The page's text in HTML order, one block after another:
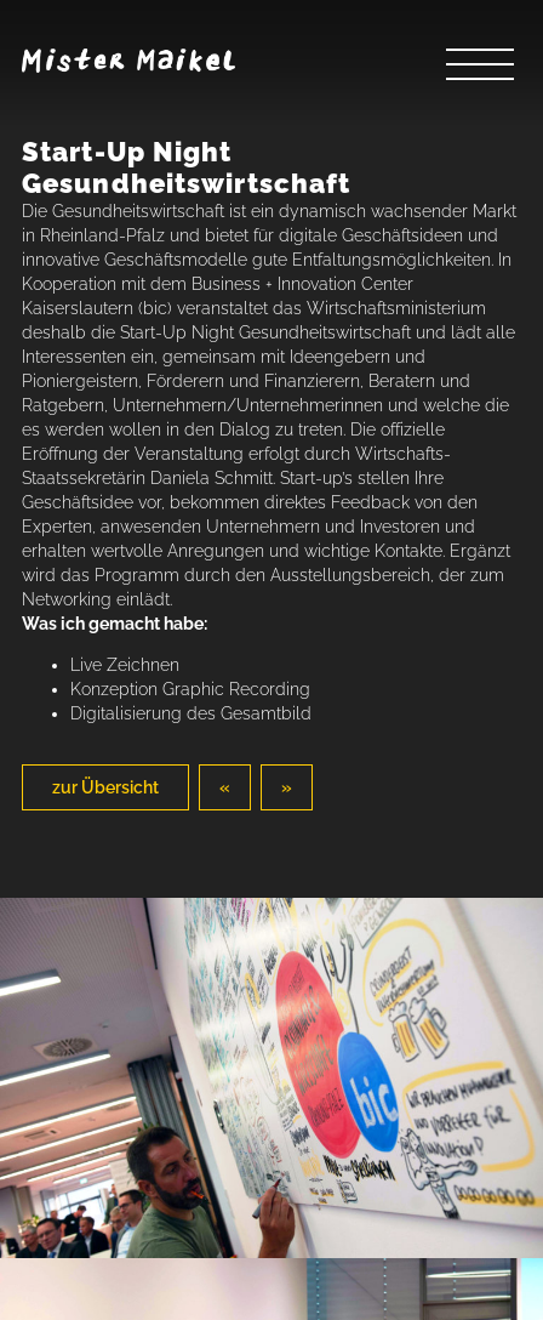
Start-Up Night
Gesundheitswirtschaft
Die Gesundheitswirtschaft ist ein dynamisch wachsender Markt
in Rheinland-Pfalz und bietet für digitale Geschäftsideen und
innovative Geschäftsmodelle gute Entfaltungsmöglichkeiten. In
Kooperation mit dem Business + Innovation Center
Kaiserslautern (bic) veranstaltet das Wirtschaftsministerium
deshalb die Start-Up Night Gesundheitswirtschaft und lädt alle
Interessenten ein, gemeinsam mit Ideengebern und
Pioniergeistern, Förderern und Finanzierern, Beratern und
Ratgebern, Unternehmern/Unternehmerinnen und welche die
es werden wollen in den Dialog zu treten. Die offizielle
Eröffnung der Veranstaltung erfolgt durch Wirtschafts-
Staatssekretärin Daniela Schmitt. Start-up’s stellen Ihre
Geschäftsidee vor, bekommen direktes Feedback von den
Experten, anwesenden Unternehmern und Investoren und
erhalten wertvolle Anregungen und wichtige Kontakte. Ergänzt
wird das Programm durch den Ausstellungsbereich, der zum
Networking einlädt.
Was ich gemacht habe:
Live Zeichnen
Konzeption Graphic Recording
Digitalisierung des Gesamtbild
zur Übersicht « »